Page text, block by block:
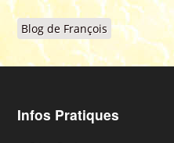
Blog de François
Infos Pratiques